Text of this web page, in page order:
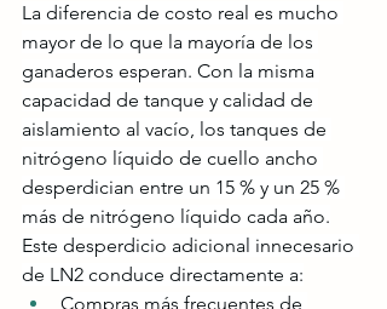
La diferencia de costo real es mucho
mayor de lo que la mayoría de los
ganaderos esperan. Con la misma
capacidad de tanque y calidad de
aislamiento al vacío, los tanques de
nitrógeno líquido de cuello ancho
desperdician entre un 15 % y un 25 %
más de nitrógeno líquido cada año.
Este desperdicio adicional innecesario
de LN2 conduce directamente a:
Compras más frecuentes de